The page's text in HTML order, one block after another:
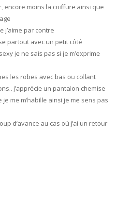
encore moins la coiffure ainsi que
j’aime par contre
partout avec un petit côté
je ne sais pas si je m’exprime
les robes avec bas ou collant
j’apprécie un pantalon chemise
je me m’habille ainsi je me sens pas
d’avance au cas où j’ai un retour